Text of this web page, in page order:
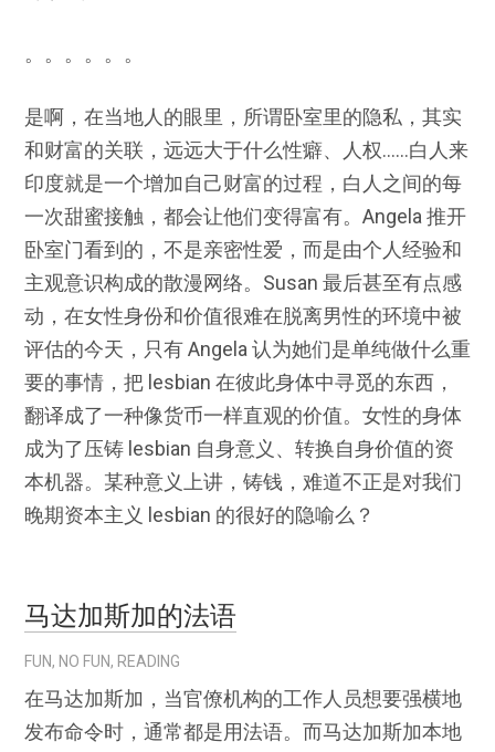
。。。。。。
是啊，在当地人的眼里，所谓卧室里的隐私，其实
和财富的关联，远远大于什么性癖、人权……白人来
印度就是一个增加自己财富的过程，白人之间的每
一次甜蜜接触，都会让他们变得富有。Angela 推开
卧室门看到的，不是亲密性爱，而是由个人经验和
主观意识构成的散漫网络。Susan 最后甚至有点感
动，在女性身份和价值很难在脱离男性的环境中被
评估的今天，只有 Angela 认为她们是单纯做什么重
要的事情，把 lesbian 在彼此身体中寻觅的东西，
翻译成了一种像货币一样直观的价值。女性的身体
成为了压铸 lesbian 自身意义、转换自身价值的资
本机器。某种意义上讲，铸钱，难道不正是对我们
晚期资本主义 lesbian 的很好的隐喻么？
马达加斯加的法语
FUN, NO FUN, READING
在马达加斯加，当官僚机构的工作人员想要强横地
发布命令时，通常都是用法语。而马达加斯加本地